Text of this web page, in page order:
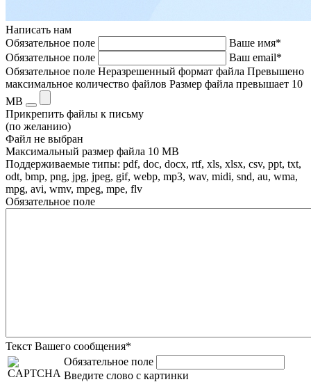
Написать нам
Обязательное поле
Ваше имя*
Обязательное поле
Ваш email*
Обязательное поле Неразрешенный формат файла Превышено
максимальное количество файлов Размер файла превышает 10
MB
Прикрепить файлы к письму
(по желанию)
Файл не выбран
Максимальный размер файла 10 MB
Поддерживаемые типы: pdf, doc, docx, rtf, xls, xlsx, csv, ppt, txt,
odt, bmp, png, jpg, jpeg, gif, webp, mp3, wav, midi, snd, au, wma,
mpg, avi, wmv, mpeg, mpe, flv
Обязательное поле
Текст Вашего сообщения*
Обязательное поле
Введите слово с картинки